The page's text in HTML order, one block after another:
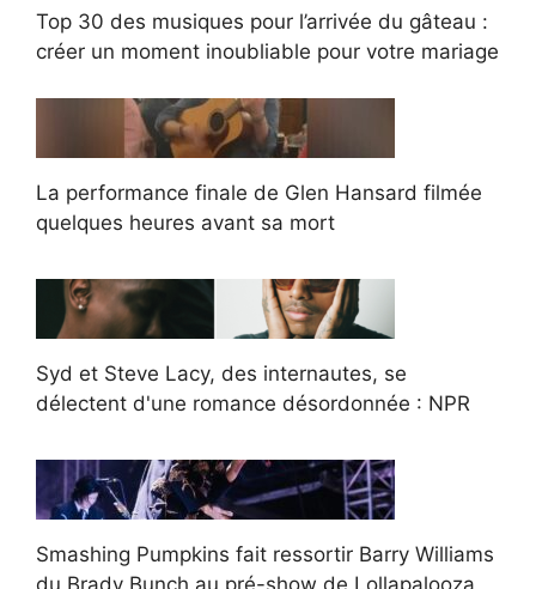
Top 30 des musiques pour l’arrivée du gâteau :
créer un moment inoubliable pour votre mariage
La performance finale de Glen Hansard filmée
quelques heures avant sa mort
Syd et Steve Lacy, des internautes, se
délectent d'une romance désordonnée : NPR
Smashing Pumpkins fait ressortir Barry Williams
du Brady Bunch au pré-show de Lollapalooza